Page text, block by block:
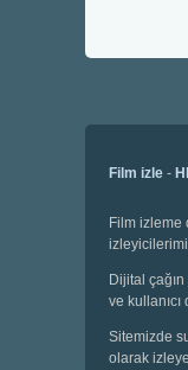
Film izle -
Film izleme
Dijital
ve
Sitemizde
olarak